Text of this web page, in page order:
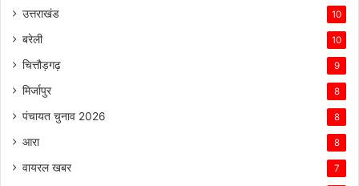
उत्तराखंड 10
बरेली 10
चित्तौड़गढ़ 9
मिर्जापुर 8
पंचायत चुनाव 2026 8
आरा 8
वायरल खबर 7